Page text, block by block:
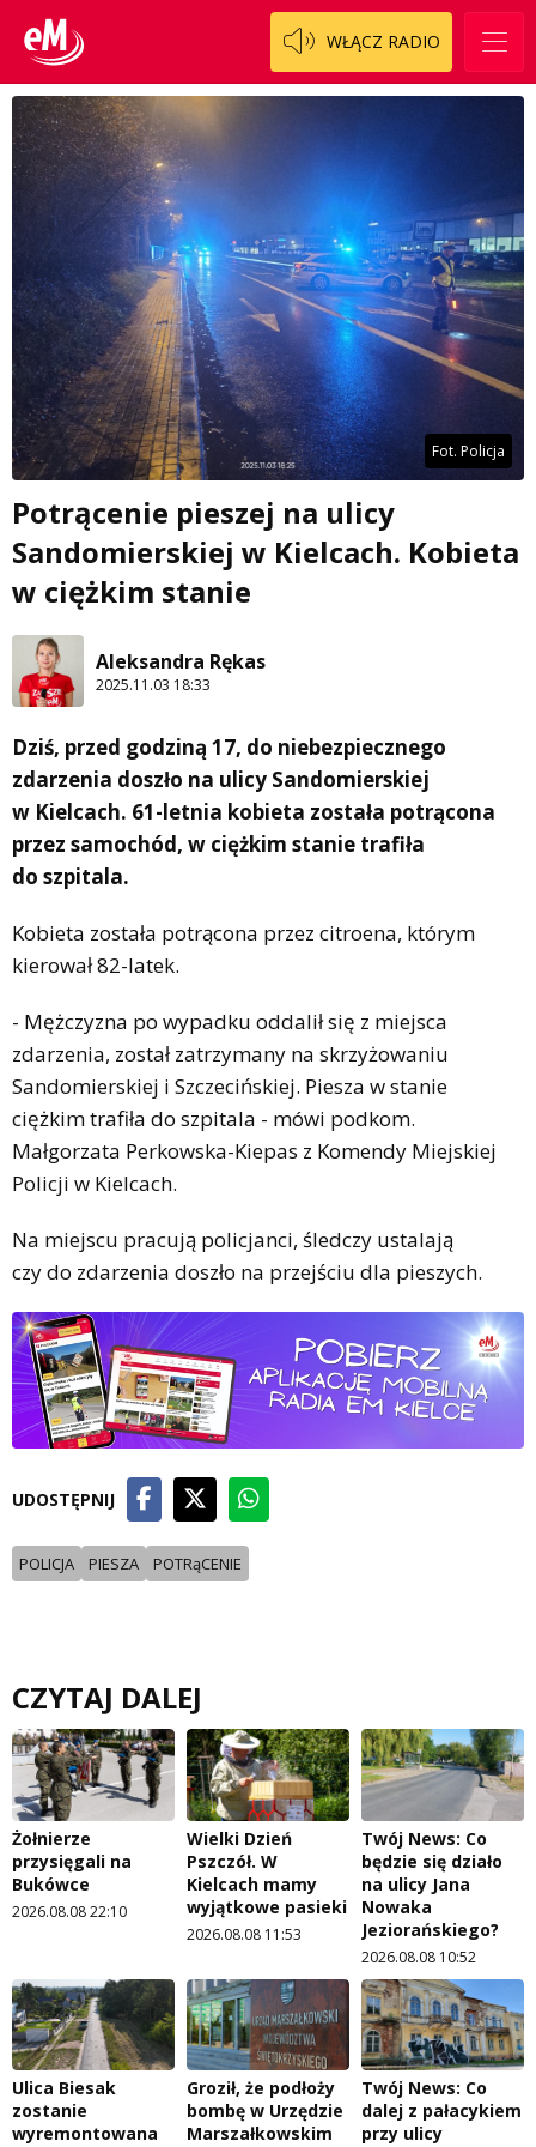
WŁĄCZ RADIO
Fot. Policja
Potrącenie pieszej na ulicy
Sandomierskiej w Kielcach. Kobieta
w ciężkim stanie
Aleksandra Rękas
2025.11.03 18:33
Dziś, przed godziną 17, do niebezpiecznego
zdarzenia doszło na ulicy Sandomierskiej
w Kielcach. 61-letnia kobieta została potrącona
przez samochód, w ciężkim stanie trafiła
do szpitala.
Kobieta została potrącona przez citroena, którym
kierował 82-latek.
- Mężczyzna po wypadku oddalił się z miejsca
zdarzenia, został zatrzymany na skrzyżowaniu
Sandomierskiej i Szczecińskiej. Piesza w stanie
ciężkim trafiła do szpitala - mówi podkom.
Małgorzata Perkowska-Kiepas z Komendy Miejskiej
Policji w Kielcach.
Na miejscu pracują policjanci, śledczy ustalają
czy do zdarzenia doszło na przejściu dla pieszych.
UDOSTĘPNIJ
POLICJA PIESZA POTRąCENIE
CZYTAJ DALEJ
Żołnierze
przysięgali na
Bukówce
2026.08.08 22:10
Wielki Dzień
Pszczół. W
Kielcach mamy
wyjątkowe pasieki
2026.08.08 11:53
Twój News: Co
będzie się działo
na ulicy Jana
Nowaka
Jeziorańskiego?
2026.08.08 10:52
Ulica Biesak
zostanie
wyremontowana
Groził, że podłoży
bombę w Urzędzie
Marszałkowskim
Twój News: Co
dalej z pałacykiem
przy ulicy